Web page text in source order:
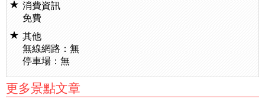
消費資訊
免費
其他
無線網路：無
停車場：無
更多景點文章